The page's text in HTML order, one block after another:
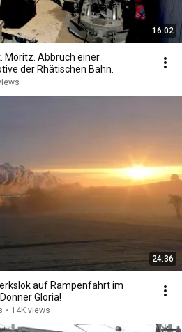
16:02
Moritz. Abbruch einer
der Rhätischen Bahn.
24:36
auf Rampenfahrt im
Gloria!
• 14K views